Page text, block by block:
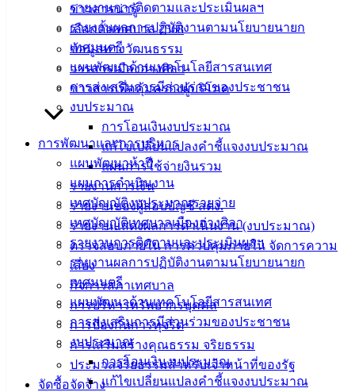
รายงานการติดตามและประเมินผลฯ
รายงานผลการปฏิบัติงานตามนโยบายนายก
เทศมนตรี
แผนพัฒนาด้านเทคโนโลยีสารสนเทศ
การส่งเสริมการมีส่วนร่วมของประชาชน
งบประมาณ
การโอนเงินงบประมาณ
แก้ไขเปลี่ยนแปลงคำชี้แจงงบประมาณ
แผนการใช้จ่ายงินรวม
รายงานการเงิน
รายงานของผู้สอบบัญชี สตง.
รายงานแสดงผลการดำเนินงาน (งบประมาณ)
ตรวจสอบภายใน การควบคุมภายใน จัดการความ
เสี่ยง
กิจการสภาเทศบาล
การบริหารทรัพยากรบุคคล
การป้องกันการทุจริต
การเสริมสร้างคุณธรรม จริยธรรม
ประมวลจริยธรรมสำหรับเจ้าหน้าที่ของรัฐ
จัดซื้อจัดจ้าง
ข่าวสารน่ารู้
เลือกตั้งเทศบาล 2568
ข้อมูลทางวัฒนธรรม
วารสารเมืองอ่างศิลา
ข่าวสารเพื่อคุ้มครองผู้บริโภค
การพัฒนาและการบริหาร
แผนพัฒนาห้าปี
แผนการดำเนินงาน
เทศบัญญัติงบประมาณรายจ่าย
เทศบัญญัติเทศบาลเมืองอ่างศิลา
รายงานการติดตามและประเมินผลฯ
รายงานผลการปฏิบัติงานตามนโยบายนายก
เทศมนตรี
แผนพัฒนาด้านเทคโนโลยีสารสนเทศ
การส่งเสริมการมีส่วนร่วมของประชาชน
งบประมาณ
การโอนเงินงบประมาณ
แก้ไขเปลี่ยนแปลงคำชี้แจงงบประมาณ
ข่าวสาร
ข่าวสาร
อิเล็กทรอนิกส์
องค์
ความรู้
(Knowledge
Management)
เทศบาล
สายตรง
นายก
ประวัติ
เทศบาล
ผู้บริหาร